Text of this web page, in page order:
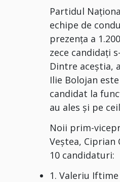
Partidul
echipe de
prezenţa a
zece candidaţi
Dintre aceştia,
Ilie Bolojan
candidat la
au ales și pe
Noii prim-
Veştea,
10 candidaturi:
1. Valeriu